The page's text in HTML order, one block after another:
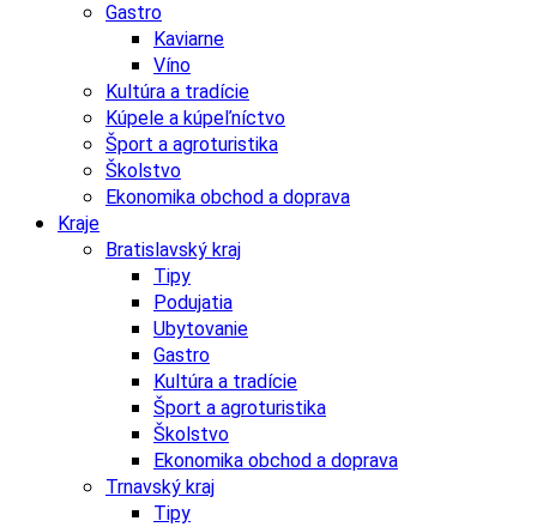
Gastro
Kaviarne
Víno
Kultúra a tradície
Kúpele a kúpeľníctvo
Šport a agroturistika
Školstvo
Ekonomika obchod a doprava
Kraje
Bratislavský kraj
Tipy
Podujatia
Ubytovanie
Gastro
Kultúra a tradície
Šport a agroturistika
Školstvo
Ekonomika obchod a doprava
Trnavský kraj
Tipy